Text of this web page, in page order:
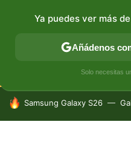
CONECTIVIDAD MÓVIL Y
HOY SE HABLA DE
Samsung Galaxy S26
Ya puedes ver más
Añádenos
Solo necesitas